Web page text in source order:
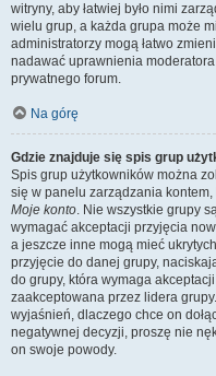
witryny, aby łatwiej było nimi
wielu grup, a każda grupa może
administratorzy mogą łatwo
nadawać uprawnienia
prywatnego forum.
Na górę
Gdzie znajduje się spis grup
Spis grup użytkowników można
się w panelu zarządzania
Moje konto. Nie wszystkie grupy
wymagać akceptacji przyjęcia
a jeszcze inne mogą mieć
przyjęcie do danej grupy,
do grupy, która wymaga
zaakceptowana przez lidera
wyjaśnień, dlaczego chce on
negatywnej decyzji, proszę nie
on swoje powody.